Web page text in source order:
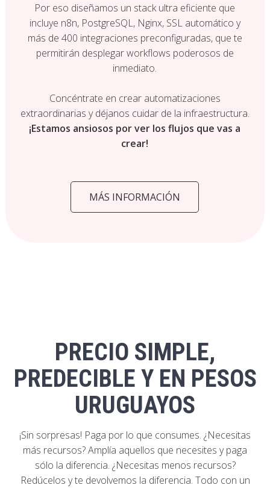
Por eso diseñamos un stack ultra eficiente que
incluye n8n, PostgreSQL, Nginx, SSL automático y
más de 400 integraciones preconfiguradas, que te
permitirán desplegar workflows poderosos de
inmediato.
Concéntrate en crear automatizaciones
extraordinarias y déjanos cuidar de la infraestructura.
¡Estamos ansiosos por ver los flujos que vas a
crear!
MÁS INFORMACIÓN
PRECIO SIMPLE,
PREDECIBLE Y EN PESOS
URUGUAYOS
¡Sin sorpresas! Paga por lo que consumes. ¿Necesitas
más recursos? Amplía aquellos que necesites y paga
sólo la diferencia. ¿Necesitas menos recursos?
Redúcelos y te devolvemos la diferencia. Todo con un